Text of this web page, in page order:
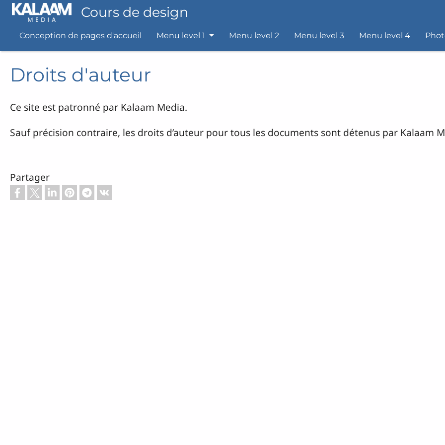
Skip to main contentCours de design
Conception de pages d'accueil Menu level 1 Menu level 2 Menu level 3 Menu level 4
Droits d'auteur
Ce site est patronné par Kalaam Media.
Sauf précision contraire, les droits d’auteur pour tous les documents sont détenus par Kalaam
Partager